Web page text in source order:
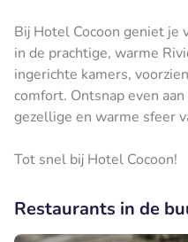
Bij Hotel Cocoon geniet je
in de prachtige, warme
ingerichte kamers,
comfort. Ontsnap even
gezellige en warme sfeer
Tot snel bij Hotel Cocoon!
Restaurants in de